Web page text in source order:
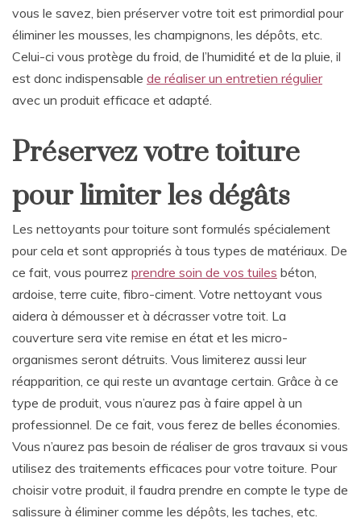
vous le savez, bien préserver votre toit est primordial pour
éliminer les mousses, les champignons, les dépôts, etc.
Celui-ci vous protège du froid, de l’humidité et de la pluie, il
est donc indispensable de réaliser un entretien régulier
avec un produit efficace et adapté.
Préservez votre toiture
pour limiter les dégâts
Les nettoyants pour toiture sont formulés spécialement
pour cela et sont appropriés à tous types de matériaux. De
ce fait, vous pourrez prendre soin de vos tuiles béton,
ardoise, terre cuite, fibro-ciment. Votre nettoyant vous
aidera à démousser et à décrasser votre toit. La
couverture sera vite remise en état et les micro-
organismes seront détruits. Vous limiterez aussi leur
réapparition, ce qui reste un avantage certain. Grâce à ce
type de produit, vous n’aurez pas à faire appel à un
professionnel. De ce fait, vous ferez de belles économies.
Vous n’aurez pas besoin de réaliser de gros travaux si vous
utilisez des traitements efficaces pour votre toiture. Pour
choisir votre produit, il faudra prendre en compte le type de
salissure à éliminer comme les dépôts, les taches, etc.